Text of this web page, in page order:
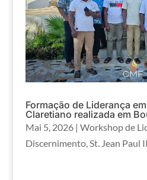
Formação de Liderança
Claretiano realizada em
Mai 5, 2026| Workshop de
Discernimento,St. Jean Paul II